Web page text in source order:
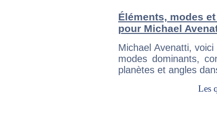
Éléments, modes
pour Michael
Michael Avenatti,
modes dominants,
planètes et angles